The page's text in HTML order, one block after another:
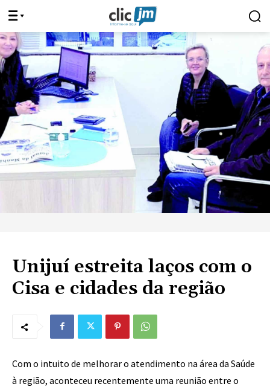
Unijuí estreita laços com o
Cisa e cidades da região
Com o intuito de melhorar o atendimento na área da Saúde
à região, aconteceu recentemente uma reunião entre o